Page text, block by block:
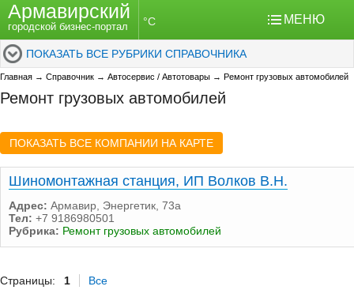
Армавирский
городской бизнес-портал °C МЕНЮ
ПОКАЗАТЬ ВСЕ РУБРИКИ СПРАВОЧНИКА
Главная → Справочник → Автосервис / Автотовары → Ремонт грузовых автомобилей
Ремонт грузовых автомобилей
ПОКАЗАТЬ ВСЕ КОМПАНИИ НА КАРТЕ
Шиномонтажная станция, ИП Волков В.Н.
Адрес: Армавир, Энергетик, 73а
Тел: +7 9186980501
Рубрика: Ремонт грузовых автомобилей
Страницы: 1 Все